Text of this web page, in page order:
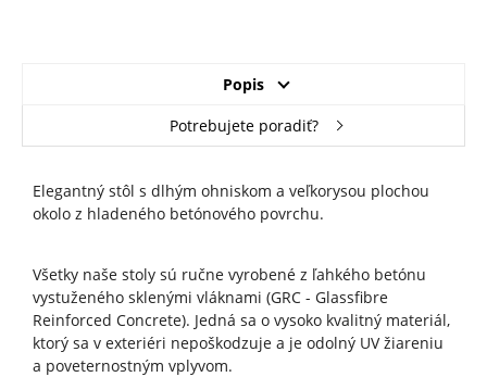
Popis
Potrebujete poradiť?
Elegantný stôl s dlhým ohniskom a veľkorysou plochou
okolo z hladeného betónového povrchu.
Všetky naše stoly sú ručne vyrobené z ľahkého betónu
vystuženého sklenými vláknami (GRC - Glassfibre
Reinforced Concrete). Jedná sa o vysoko kvalitný materiál,
ktorý sa v exteriéri nepoškodzuje a je odolný UV žiareniu
a poveternostným vplyvom.